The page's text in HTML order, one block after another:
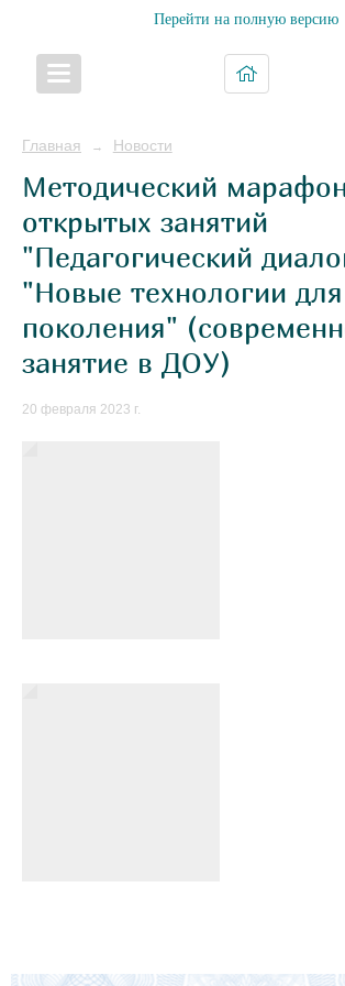
Перейти на полную версию
Главная → Новости
Методический
открытых занятий
"Педагогический
"Новые технологии
поколения"
занятие в ДОУ)
20 февраля 2023 г.